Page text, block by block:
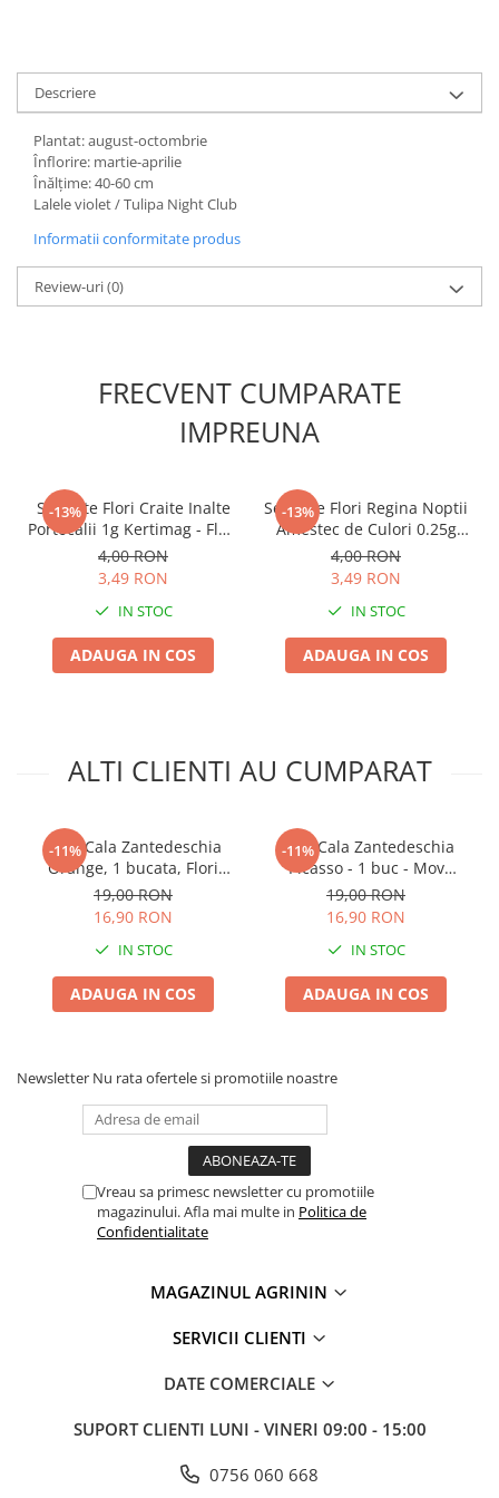
Diverse
Erbicid
Fungicid
Insecticid
Tratamente repaus vegetativ
Ingrasaminte plante
Ingrasaminte plante
Ingrasaminte plante - CUTIE / KG
Ingrasaminte plante - FLORI
Accesorii gard electric
Accesorii irigat
Araci/ Suporti plante
Candele / Rezerve / Lumanari
Carabine/ carlige
Fir/Ata de legat
Furtun / banda / tub
Motofierastrau / Drujba
Pila motofierastrau / drujba
Plasa de umbrire
Spray si intretinere
Acumulatori si Incarcatoare
Cantare
Descriere
Plantat: august-octombrie
Înflorire: martie-aprilie
Înălţime: 40-60 cm
Lalele violet / Tulipa Night Club
Informatii conformitate produs
Review-uri(0)
FRECVENT CUMPARATE
IMPREUNA
-13%
Seminte Flori Craite Inalte
Portocalii 1g Kertimag - Flori
Mari tip Garofita
4,00 RON
3,49 RON
IN STOC
ADAUGA IN COS
-13%
Seminte Flori Regina Noptii
Amestec de Culori 0.25g
Kertimag - Parfum Intens
de Seara
4,00 RON
3,49 RON
IN STOC
ADAUGA IN COS
ALTI CLIENTI AU CUMPARAT
-11%
Bulb Cala Zantedeschia
Orange, 1 bucata, Flori
Portocalii Exotice pentru
Gradina si Ghiveci
19,00 RON
16,90 RON
IN STOC
ADAUGA IN COS
-11%
Bulb Cala Zantedeschia
Picasso - 1 buc - Mov
Profund cu Bordura Alba
19,00 RON
16,90 RON
IN STOC
ADAUGA IN COS
Newsletter Nu rata ofertele si promotiile noastre
Vreau sa primesc newsletter cu promotiile
magazinului. Afla mai multe in Politica de
Confidentialitate
MAGAZINUL AGRININ
SERVICII CLIENTI
DATE COMERCIALE
SUPORT CLIENTI LUNI - VINERI 09:00 - 15:00
0756 060 668